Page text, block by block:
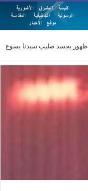
ظهور يجسد صليب سيدنا يسوع